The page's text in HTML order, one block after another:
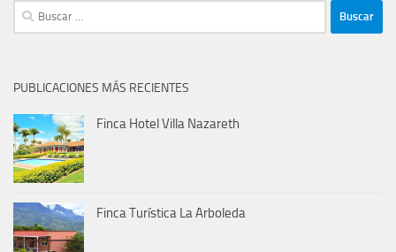
Buscar:
PUBLICACIONES MÁS RECIENTES
Finca Hotel Villa Nazareth
Finca Turística La Arboleda